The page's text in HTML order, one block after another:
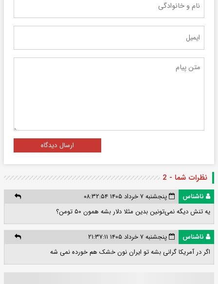
ارسال دیدگاه
نظرات شما - 2
ناشناس
پنجشنبه ۷ خرداد ۱۴۰۵ ۰۸:۳۲:۵۴
یه تنش دیگه نمی‌تونین بدین مثلا دلار بشه همون ۵۰ تومن؟
ناشناس
پنجشنبه ۷ خرداد ۱۴۰۵ ۲۱:۳۷:۱۱
اگر در آمریکا گرانی بشه تو ایران نون خشک هم خورده نمی شه